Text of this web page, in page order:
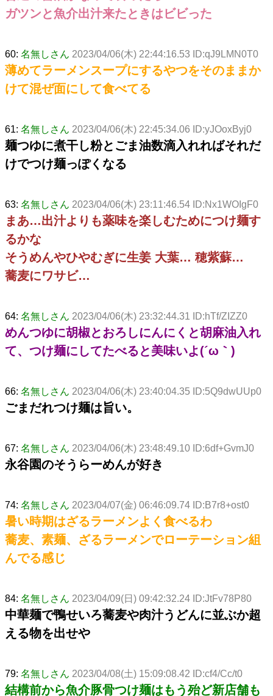
ガツンと魚介出汁来たときはビビった
60: 名無しさん 2023/04/06(木) 22:44:16.53 ID:qJ9LMN0T0
薄めてラーメンスープにするやつをそのままか
けて混ぜ面にして食べてる
61: 名無しさん 2023/04/06(木) 22:45:34.06 ID:yJOoxByj0
麺つゆに煮干し粉とごま油数滴入れればそれだ
けでつけ麺っぽくなる
63: 名無しさん 2023/04/06(木) 23:11:46.54 ID:Nx1WOIgF0
まあ…出汁よりも薬味を楽しむためにつけ麺す
るかな
そうめんやひやむぎに生姜 大葉… 穂紫蘇…
蕎麦にワサビ…
64: 名無しさん 2023/04/06(木) 23:32:44.31 ID:hTf/ZIZZ0
めんつゆに胡椒とおろしにんにくと胡麻油入れ
て、つけ麺にしてたべると美味いよ(´ω｀)
66: 名無しさん 2023/04/06(木) 23:40:04.35 ID:5Q9dwUUp0
ごまだれつけ麺は旨い。
67: 名無しさん 2023/04/06(木) 23:48:49.10 ID:6df+GvmJ0
永谷園のそうらーめんが好き
74: 名無しさん 2023/04/07(金) 06:46:09.74 ID:B7r8+ost0
暑い時期はざるラーメンよく食べるわ
蕎麦、素麺、ざるラーメンでローテーション組
んでる感じ
84: 名無しさん 2023/04/09(日) 09:42:32.24 ID:JtFv78P80
中華麺で鴨せいろ蕎麦や肉汁うどんに並ぶか超
える物を出せや
79: 名無しさん 2023/04/08(土) 15:09:08.42 ID:cf4/Cc/t0
結構前から魚介豚骨つけ麺はもう殆ど新店舗も